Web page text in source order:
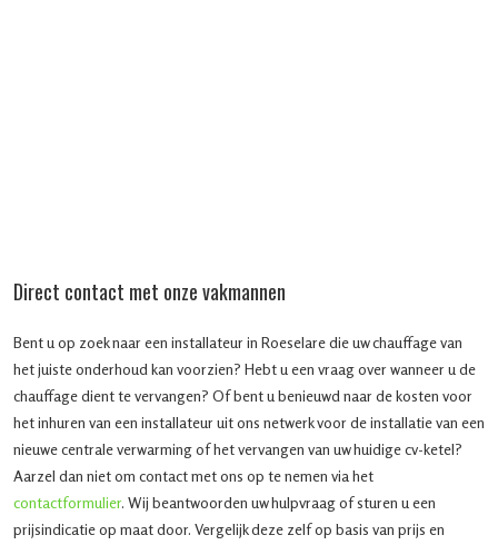
Direct contact met onze vakmannen
Bent u op zoek naar een installateur in Roeselare die uw chauffage van
het juiste onderhoud kan voorzien? Hebt u een vraag over wanneer u de
chauffage dient te vervangen? Of bent u benieuwd naar de kosten voor
het inhuren van een installateur uit ons netwerk voor de installatie van een
nieuwe centrale verwarming of het vervangen van uw huidige cv-ketel?
Aarzel dan niet om contact met ons op te nemen via het
contactformulier. Wij beantwoorden uw hulpvraag of sturen u een
prijsindicatie op maat door. Vergelijk deze zelf op basis van prijs en